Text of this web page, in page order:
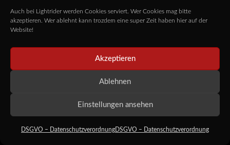
Auch bei Lightrider werden Cookies serviert. Wer Cookies mag bitte
akzeptieren. Wer ablehnt kann trozdem eine super Zeit haben hier auf der
Website!
Akzeptieren
Ablehnen
Einstellungen ansehen
DSGVO – Datenschutzverordnung DSGVO – Datenschutzverordnung